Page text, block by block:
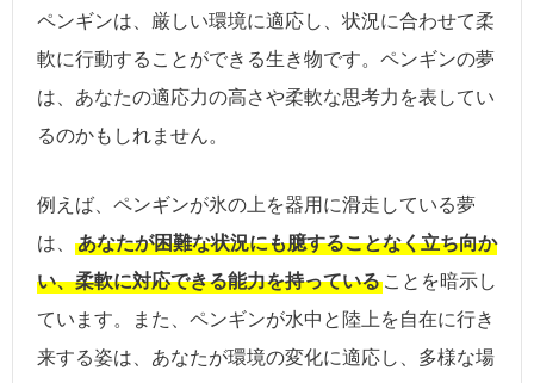
ペンギンは、厳しい環境に適応し、状況に合わせて柔
軟に行動することができる生き物です。ペンギンの夢
は、あなたの適応力の高さや柔軟な思考力を表してい
るのかもしれません。
例えば、ペンギンが氷の上を器用に滑走している夢
は、
あなたが困難な状況にも臆することなく立ち向か
い、柔軟に対応できる能力を持っている ことを暗示し
ています。また、ペンギンが水中と陸上を自在に行き
来する姿は、あなたが環境の変化に適応し、多様な場